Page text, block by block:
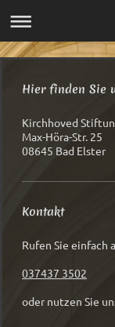
Hier finden Sie
Kirchhoved
Max-Höra-Str. 25
08645 Bad Elster
Kontakt
Rufen Sie einfach
037437 3502
oder nutzen Sie